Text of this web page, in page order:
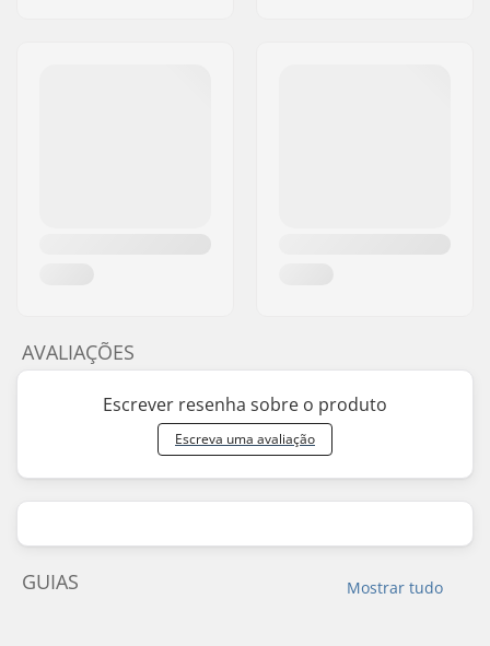
AVALIAÇÕES
Escrever resenha sobre o produto
Escreva uma avaliação
Mostrar tudo
GUIAS